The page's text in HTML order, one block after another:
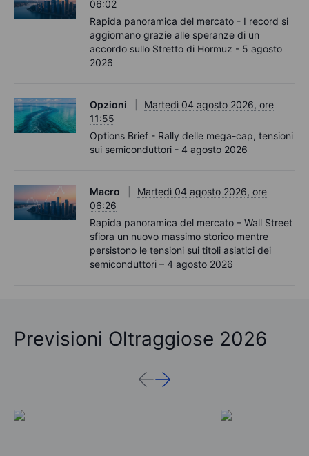
06:02
Rapida panoramica del mercato - I record si
aggiornano grazie alle speranze di un
accordo sullo Stretto di Hormuz - 5 agosto
2026
Opzioni
Martedì 04 agosto 2026, ore
11:55
Options Brief - Rally delle mega-cap, tensioni
sui semiconduttori - 4 agosto 2026
Macro
Martedì 04 agosto 2026, ore
06:26
Rapida panoramica del mercato – Wall Street
sfiora un nuovo massimo storico mentre
persistono le tensioni sui titoli asiatici dei
semiconduttori – 4 agosto 2026
Previsioni Oltraggiose 2026